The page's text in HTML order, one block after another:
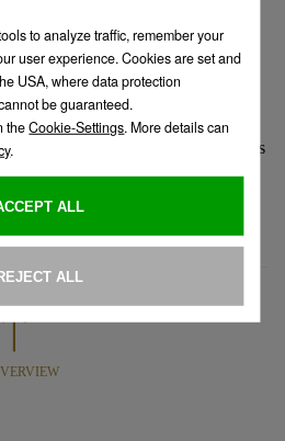
.
bei der Tortenschau weiter. Die
feinen Patisserie
zu unseren Kaffeehäusern Café
, die von den Gästen des
wurden.
61. Wiener Kaffeesiederball